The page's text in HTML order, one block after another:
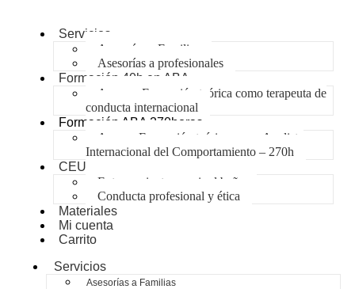
Servicios
Asesorías a Familias
Asesorías a profesionales
Formación 40h en ABA
Acceso- Formación teórica como terapeuta de
conducta internacional
Formación ABA 270horas
Acceso-Formación teórica como Analista
Internacional del Comportamiento – 270h
CEU
Entrenamiento para ir al baño
Conducta profesional y ética
Materiales
Mi cuenta
Carrito
Servicios
Asesorías a Familias